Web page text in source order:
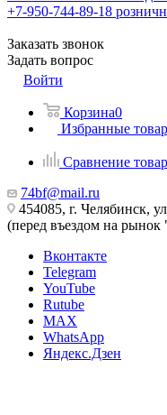
+7-950-744-89-18
Заказать звонок
Задать вопрос
Войти
Корзина0
Избранные
Сравнение
74bf@mail.ru
454085, г. Челябинск,
(перед въездом на рынок
Вконтакте
Telegram
YouTube
Rutube
MAX
WhatsApp
Яндекс.Дзен